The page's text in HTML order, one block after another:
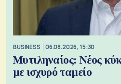
BUSINESS 06.08.2026, 15:30
Μυτιληναίος: Νέος
με ισχυρό ταμείο